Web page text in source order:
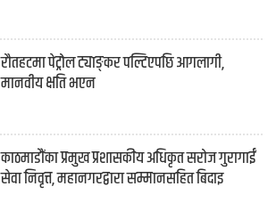
रौतहटमा पेट्रोल ट्याङ्कर पल्टिएपछि आगलागी,
मानवीय क्षति भएन
काठमाडौंका प्रमुख प्रशासकीय अधिकृत सरोज गुरागाईं
सेवा निवृत्त, महानगरद्वारा सम्मानसहित बिदाइ